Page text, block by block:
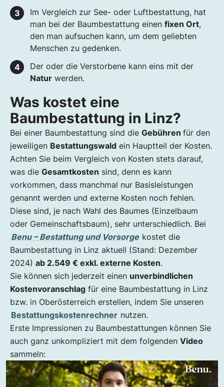
Im Vergleich zur See- oder Luftbestattung, hat
man bei der Baumbestattung einen fixen Ort,
den man aufsuchen kann, um dem geliebten
Menschen zu gedenken.
Der oder die Verstorbene kann eins mit der
Natur werden.
Was kostet eine
Baumbestattung in Linz?
Bei einer Baumbestattung sind die Gebühren für den
jeweiligen Bestattungswald ein Hauptteil der Kosten.
Achten Sie beim Vergleich von Kosten stets darauf,
was die Gesamtkosten sind, denn es kann
vorkommen, dass manchmal nur Basisleistungen
genannt werden und externe Kosten noch fehlen.
Diese sind, je nach Wahl des Baumes (Einzelbaum
oder Gemeinschaftsbaum), sehr unterschiedlich. Bei
Benu – Bestattung und Vorsorge kostet die
Baumbestattung in Linz aktuell (Stand: Dezember
2024) ab 2.549 € exkl. externe Kosten.
Sie können sich jederzeit einen unverbindlichen
Kostenvoranschlag für eine Baumbestattung in Linz
bzw. in Oberösterreich erstellen, indem Sie unseren
Bestattungskostenrechner nutzen.
Erste Impressionen zu Baumbestattungen können Sie
auch ganz unkompliziert mit dem folgenden Video
sammeln: